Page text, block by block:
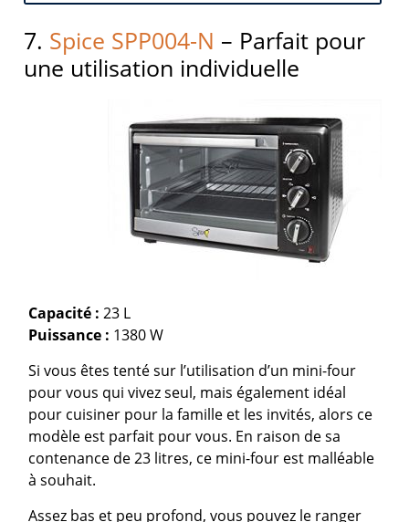
7. Spice SPP004-N – Parfait pour
une utilisation individuelle
Capacité :23 L
Puissance : 1380 W
Si vous êtes tenté sur l’utilisation d’un mini-four
pour vous qui vivez seul, mais également idéal
pour cuisiner pour la famille et les invités, alors ce
modèle est parfait pour vous. En raison de sa
contenance de 23 litres, ce mini-four est malléable
à souhait.
Assez bas et peu profond, vous pouvez le ranger